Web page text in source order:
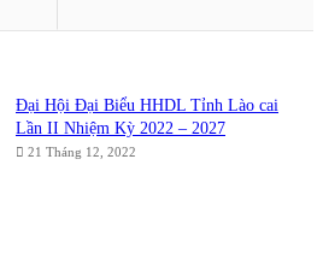
Đại Hội Đại Biểu HHDL Tỉnh Lào cai
Lần II Nhiệm Kỳ 2022 – 2027
21 Tháng 12, 2022